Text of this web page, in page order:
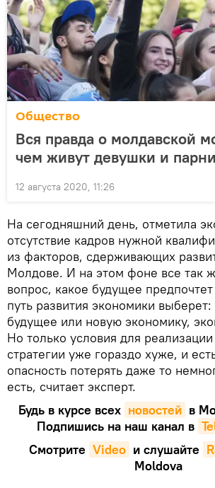
Общество
Вся правда о молдавской
чем живут девушки и парни
12 августа 2020, 11:26
На сегодняшний день, отметила
отсутствие кадров нужной
из факторов, сдерживающих
Молдове. И на этом фоне все так
вопрос, какое будущее
путь развития экономики выберет:
будущее или новую экономику,
Но только условия для
стратегии уже гораздо хуже, и
опасность потерять даже то
есть, считает эксперт.
Будь в курсе всех новостей в
Подпишись на наш канал в
Смотрите Video и слушайте
Moldova